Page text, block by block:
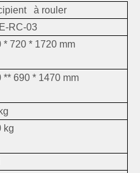
à rouler
RC-03
* 720 * 1720 mm
** 690 * 1470 mm
kg